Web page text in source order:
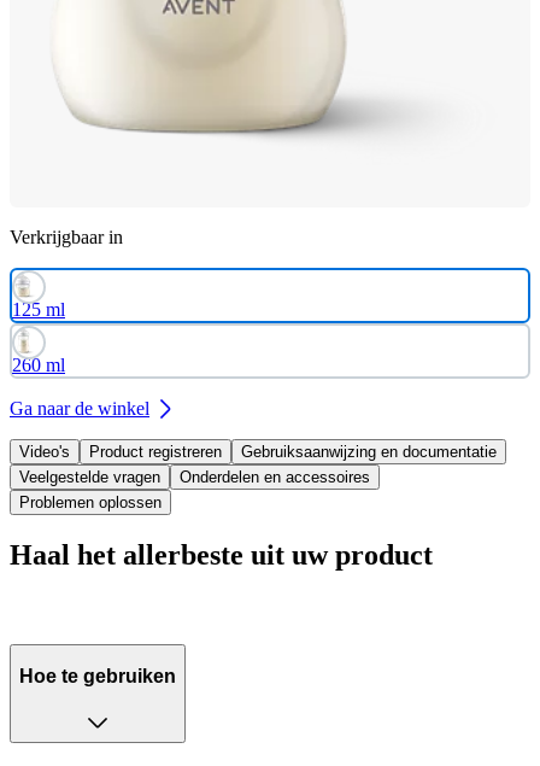
Verkrijgbaar in
125 ml
260 ml
Ga naar de winkel
Video's Product registreren
Gebruiksaanwijzing en documentatie
Veelgestelde vragen
Onderdelen en accessoires
Problemen oplossen
Haal het allerbeste uit uw product
Hoe te gebruiken